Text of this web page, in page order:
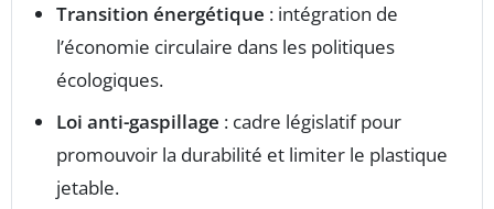
Transition énergétique : intégration de
l’économie circulaire dans les politiques
écologiques.
Loi anti-gaspillage : cadre législatif pour
promouvoir la durabilité et limiter le plastique
jetable.